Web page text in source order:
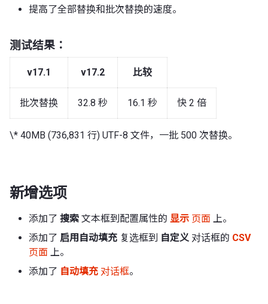
提高了全部替换和批次替换的速度。
测试结果：
v17.1 v17.2 比较
批次替换 32.8 秒 16.1 秒 快 2 倍
\* 40MB (736,831 行) UTF-8 文件，一批 500 次替换。
新增选项
添加了 搜索 文本框到配置属性的 显示 页面 上。
添加了 启用自动填充 复选框到 自定义 对话框的 CSV
页面 上。
添加了 自动填充 对话框。